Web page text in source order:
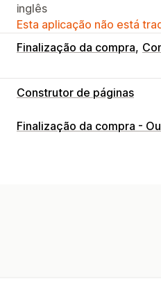
inglês
Esta aplicação não está
Finalização da compra
Construtor de páginas
Tipos de páginas
Finalização da compra -